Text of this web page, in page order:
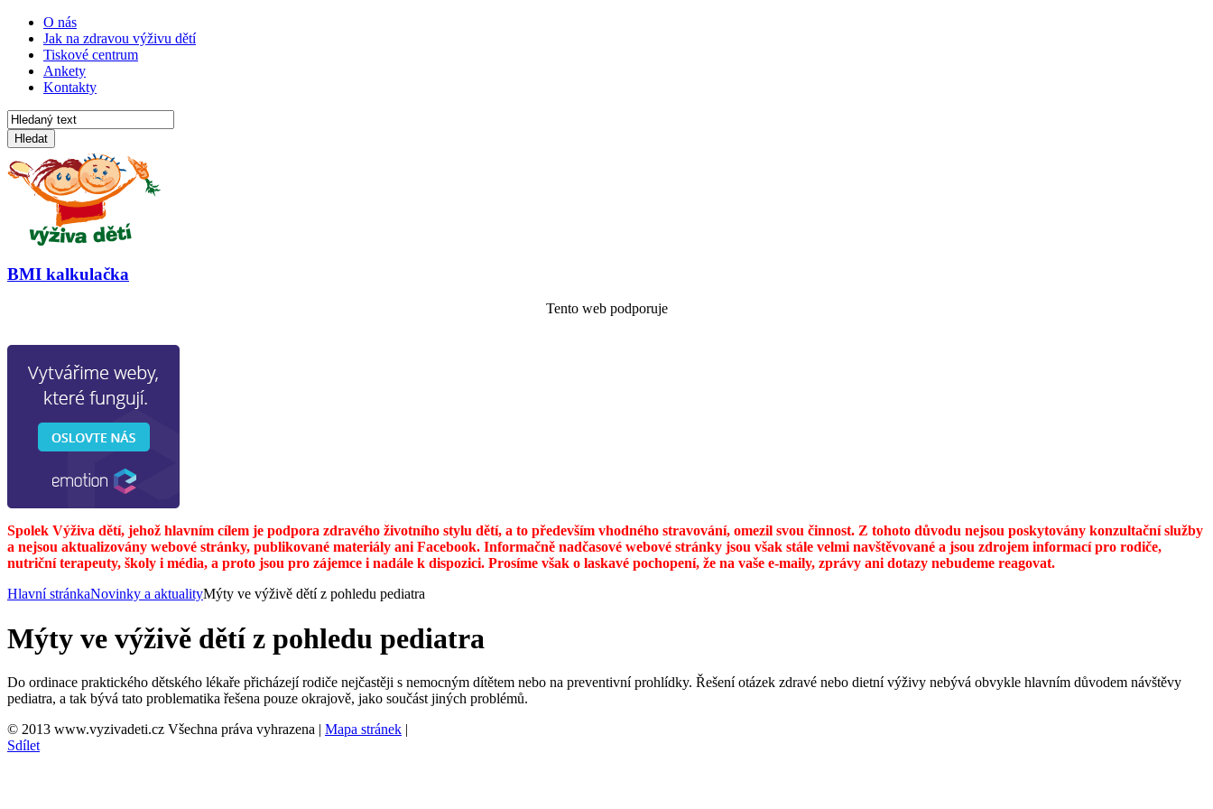
O nás
Jak na zdravou výživu dětí
Tiskové centrum
Ankety
Kontakty
Hledat
BMI kalkulačka
Tento web podporuje
Spolek Výživa dětí, jehož hlavním cílem je podpora zdravého životního stylu dětí, a to především vhodného stravování, omezil svou činnost. Z tohoto důvodu nejsou poskytovány konzultační služby
a nejsou aktualizovány webové stránky, publikované materiály ani Facebook. Informačně nadčasové webové stránky jsou však stále velmi navštěvované a jsou zdrojem informací pro rodiče,
nutriční terapeuty, školy i média, a proto jsou pro zájemce i nadále k dispozici. Prosíme však o laskavé pochopení, že na vaše e-maily, zprávy ani dotazy nebudeme reagovat.
Hlavní stránkaNovinky a aktualityMýty ve výživě dětí z pohledu pediatra
Mýty ve výživě dětí z pohledu pediatra
Do ordinace praktického dětského lékaře přicházejí rodiče nejčastěji s nemocným dítětem nebo na preventivní prohlídky. Řešení otázek zdravé nebo dietní výživy nebývá obvykle hlavním důvodem návštěvy
pediatra, a tak bývá tato problematika řešena pouze okrajově, jako součást jiných problémů.
© 2013 www.vyzivadeti.cz Všechna práva vyhrazena | Mapa stránek |
Sdílet